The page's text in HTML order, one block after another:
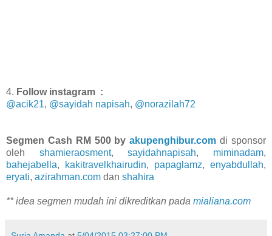
4. Follow instagram :
@acik21, @sayidah napisah, @norazilah72
Segmen Cash RM 500 byakupenghibur.com di sponsor
oleh shamieraosment,sayidahnapisah, miminadam,
bahejabella, kakitravelkhairudin, papaglamz, enyabdullah,
eryati, azirahman.com dan shahira
** idea segmen mudah ini dikreditkan pada mialiana.com